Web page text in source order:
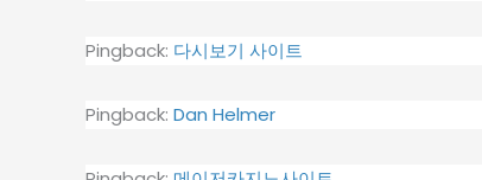
Pingback: 다시보기 사이트
Pingback: Dan Helmer